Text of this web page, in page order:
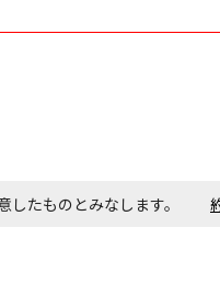
意したものとみなします。